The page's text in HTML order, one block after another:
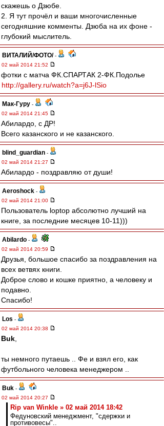
скажешь о Дзюбе.
2. Я тут прочёл и ваши многочисленные
сегодняшние комменты. Дзюба на их фоне -
глубокий мыслитель.
ВИТАЛИЙ/ФОТО/ -
02 май 2014 21:52
фотки с матча ФК.СПАРТАК 2-ФК.Подолье
http://gallery.ru/watch?a=j6J-lSio
Мак-Гуру -
02 май 2014 21:45
Абилардо, с ДР!
Всего казанского и не казанского.
blind_guardian -
02 май 2014 21:27
Абилардо - поздравляю от души!
Aeroshock -
02 май 2014 21:00
Пользователь loptop абсолютно лучший на
книге, за последние месяцев 10-11)))
Abilardo -
02 май 2014 20:59
Друзья, большое спасибо за поздравления на
всех ветвях книги.
Доброе слово и кошке приятно, а человеку и
подавно.
Спасибо!
Los -
02 май 2014 20:38
Buk
ты немного путаешь .. Фе и взял его, как
футбольного человека менеджером ..
Buk -
02 май 2014 20:27
Rip van Winkle » 02 май 2014 18:42
Федуновский менеджмент, "сдержки и
противовесы"..